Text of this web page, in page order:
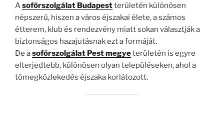
Asofőrszolgálat Budapestterületén különösen
népszerű, hiszen a város éjszakai élete, a számos
étterem, klub és rendezvény miatt sokan választják a
biztonságos hazajutásnak ezt a formáját.
De asofőrszolgálat Pest megyeterületén is egyre
elterjedtebb, különösen olyan településeken, ahol a
tömegközlekedés éjszaka korlátozott.